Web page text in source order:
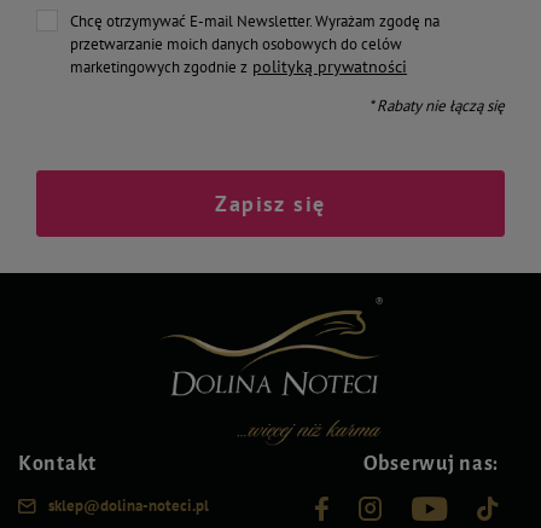
Chcę otrzymywać E-mail Newsletter. Wyrażam zgodę na
przetwarzanie moich danych osobowych do celów
marketingowych zgodnie z polityką prywatności
* Rabaty nie łączą się
Zapisz się
Kontakt
sklep@dolina-noteci.pl
Obserwuj nas: